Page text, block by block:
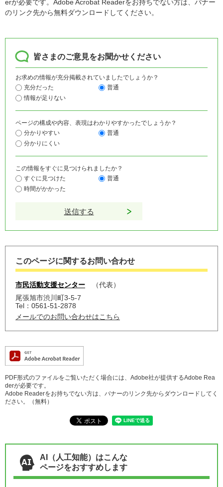
erが必要です。Adobe Acrobat Readerをお持ちでない方は、バナー
のリンク先から無料ダウンロードしてください。
皆さまのご意見をお聞かせください
お求めの情報が充分掲載されていましたでしょうか？
充分だった
普通
情報が足りない
ページの構成や内容、表現はわかりやすかったでしょうか？
分かりやすい
普通
分かりにくい
この情報をすぐに見つけられましたか？
すぐに見つけた
普通
時間がかかった
このページに関するお問い合わせ
市民活動支援センター
代表
尾張旭市渋川町3-5-7
Tel：0561-51-2878
メールでのお問い合わせはこちら
PDF形式のファイルをご覧いただく場合には、Adobe社が提供するAdobe Rea
derが必要です。
Adobe Readerをお持ちでない方は、バナーのリンク先からダウンロードしてく
ださい。（無料）
AI（人工知能）はこんな
ページをおすすめします